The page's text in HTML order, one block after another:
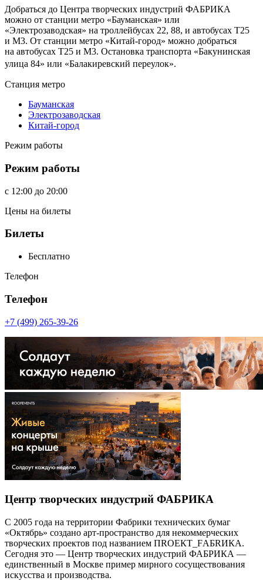
Добраться до Центра творческих индустрий ФАБРИКА
можно от станции метро «Бауманская» или
«Электрозаводская» на троллейбусах 22, 88, и автобусах Т25
и М3. От станции метро «Китай-город» можно добраться
на автобусах Т25 и М3. Остановка транспорта «Бакунинская
улица 84» или «Балакиревский переулок».
Станция метро
Бауманская
Электрозаводская
Китай-город
Режим работы
Режим работы
c 12:00 до 20:00
Цены на билеты
Билеты
Бесплатно
Телефон
Телефон
+7 (499) 265-39-26
Центр творческих индустрий ФАБРИКА
С 2005 года на территории Фабрики технических бумаг
«Октябрь» создано арт-пространство для некоммерческих
творческих проектов под названием ПRОЕКТ_FАБRИКА.
Сегодня это — Центр творческих индустрий ФАБРИКА —
единственный в Москве пример мирного сосуществования
искусства и производства.